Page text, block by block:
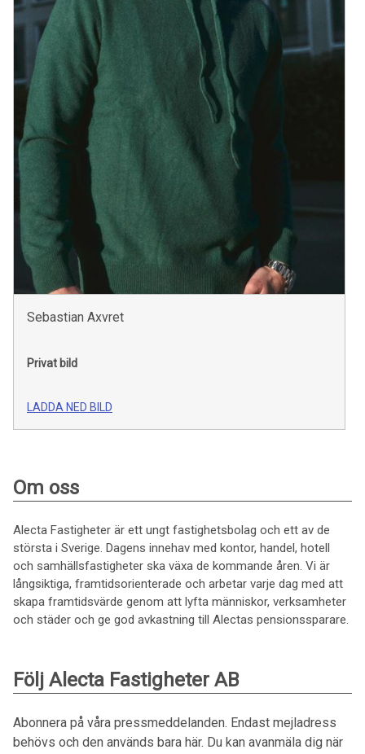
Sebastian Axvret
Privat bild
LADDA NED BILD
Om oss
Alecta Fastigheter är ett ungt fastighetsbolag och ett av de
största i Sverige. Dagens innehav med kontor, handel, hotell
och samhällsfastigheter ska växa de kommande åren. Vi är
långsiktiga, framtidsorienterade och arbetar varje dag med att
skapa framtidsvärde genom att lyfta människor, verksamheter
och städer och ge god avkastning till Alectas pensionssparare.
Följ Alecta Fastigheter AB
Abonnera på våra pressmeddelanden. Endast mejladress
behövs och den används bara här. Du kan avanmäla dig när